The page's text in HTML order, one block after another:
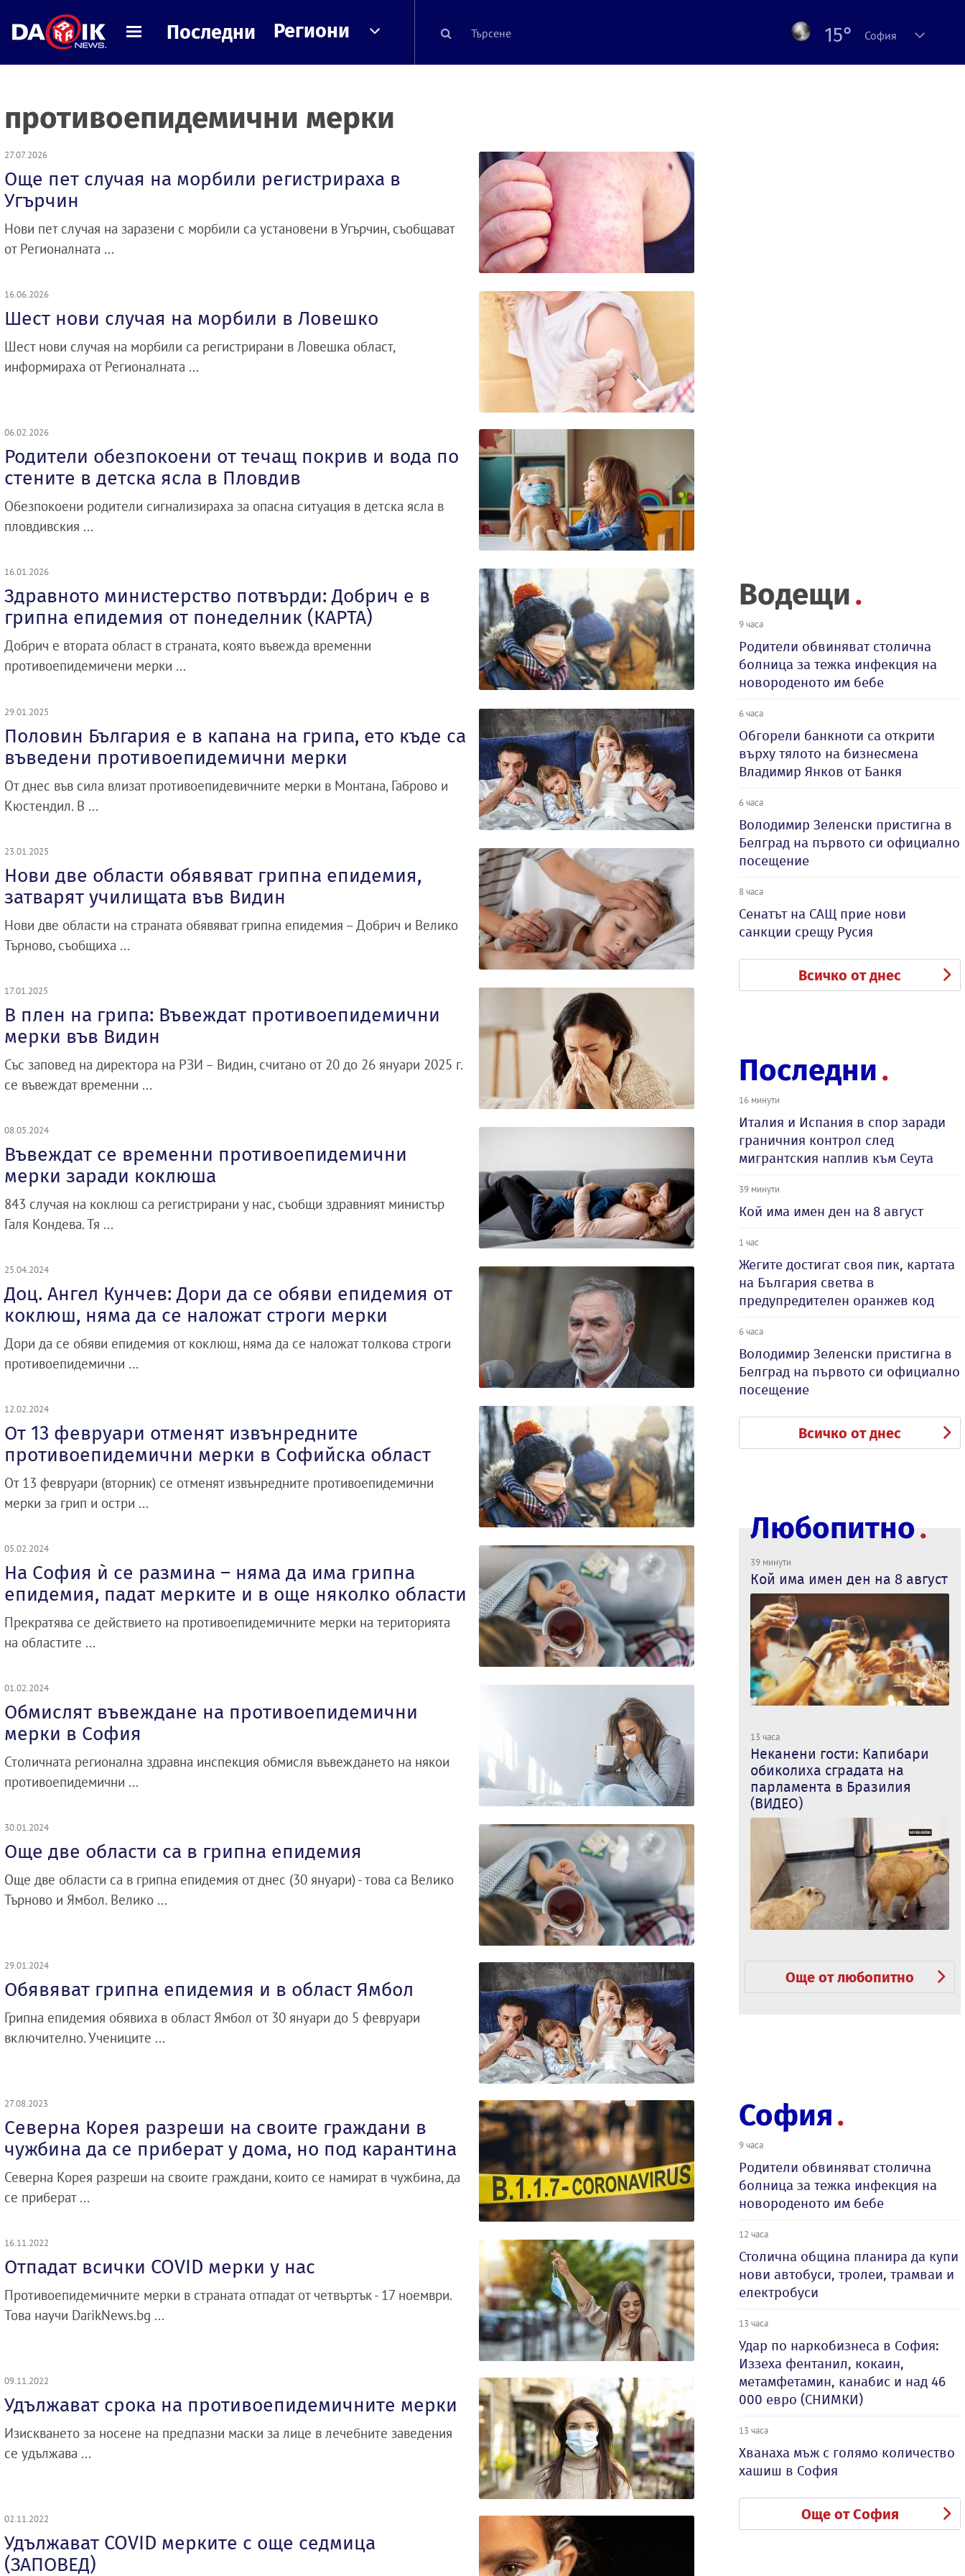
Последни Региони 15° София
противоепидемични мерки
27.07.2026
Още пет случая на морбили регистрираха в
Угърчин
Нови пет случая на заразени с морбили са установени в Угърчин, съобщават
от Регионалната ...
16.06.2026
Шест нови случая на морбили в Ловешко
Шест нови случая на морбили са регистрирани в Ловешка област,
информираха от Регионалната ...
06.02.2026
Родители обезпокоени от течащ покрив и вода по
стените в детска ясла в Пловдив
Обезпокоени родители сигнализираха за опасна ситуация в детска ясла в
пловдивския ...
16.01.2026
Здравното министерство потвърди: Добрич е в
грипна епидемия от понеделник (КАРТА)
Добрич е втората област в страната, която въвежда временни
противоепидемичени мерки ...
29.01.2025
Половин България е в капана на грипа, ето къде са
въведени противоепидемични мерки
От днес във сила влизат противоепидевичните мерки в Монтана, Габрово и
Кюстендил. В ...
23.01.2025
Нови две области обявяват грипна епидемия,
затварят училищата във Видин
Нови две области на страната обявяват грипна епидемия – Добрич и Велико
Търново, съобщиха ...
17.01.2025
В плен на грипа: Въвеждат противоепидемични
мерки във Видин
Със заповед на директора на РЗИ – Видин, считано от 20 до 26 януари 2025 г.
се въвеждат временни ...
08.05.2024
Въвеждат се временни противоепидемични
мерки заради коклюша
843 случая на коклюш са регистрирани у нас, съобщи здравният министър
Галя Кондева. Тя ...
25.04.2024
Доц. Ангел Кунчев: Дори да се обяви епидемия от
коклюш, няма да се наложат строги мерки
Дори да се обяви епидемия от коклюш, няма да се наложат толкова строги
противоепидемични ...
12.02.2024
От 13 февруари отменят извънредните
противоепидемични мерки в Софийска област
От 13 февруари (вторник) се отменят извънредните противоепидемични
мерки за грип и остри ...
05.02.2024
На София ѝ се размина – няма да има грипна
епидемия, падат мерките и в още няколко области
Прекратява се действието на противоепидемичните мерки на територията
на областите ...
01.02.2024
Обмислят въвеждане на противоепидемични
мерки в София
Столичната регионална здравна инспекция обмисля въвеждането на някои
противоепидемични ...
30.01.2024
Още две области са в грипна епидемия
Още две области са в грипна епидемия от днес (30 януари) - това са Велико
Търново и Ямбол. Велико ...
29.01.2024
Обявяват грипна епидемия и в област Ямбол
Грипна епидемия обявиха в област Ямбол от 30 януари до 5 февруари
включително. Учениците ...
27.08.2023
Северна Корея разреши на своите граждани в
чужбина да се приберат у дома, но под карантина
Северна Корея разреши на своите граждани, които се намират в чужбина, да
се приберат ...
16.11.2022
Отпадат всички COVID мерки у нас
Противоепидемичните мерки в страната отпадат от четвъртък - 17 ноември.
Това научи DarikNews.bg ...
09.11.2022
Удължават срока на противоепидемичните мерки
Изискването за носене на предпазни маски за лице в лечебните заведения
се удължава ...
02.11.2022
Удължават COVID мерките с още седмица
(ЗАПОВЕД)
Водещи
9 часа
Родители обвиняват столична
болница за тежка инфекция на
новороденото им бебе
6 часа
Обгорели банкноти са открити
върху тялото на бизнесмена
Владимир Янков от Банкя
6 часа
Володимир Зеленски пристигна в
Белград на първото си официално
посещение
8 часа
Сенатът на САЩ прие нови
санкции срещу Русия
Всичко от днес
Последни
16 минути
Италия и Испания в спор заради
граничния контрол след
мигрантския наплив към Сеута
39 минути
Кой има имен ден на 8 август
1 час
Жегите достигат своя пик, картата
на България светва в
предупредителен оранжев код
6 часа
Володимир Зеленски пристигна в
Белград на първото си официално
посещение
Всичко от днес
Любопитно
39 минути
Кой има имен ден на 8 август
13 часа
Неканени гости: Капибари
обиколиха сградата на
парламента в Бразилия
(ВИДЕО)
Още от любопитно
София
9 часа
Родители обвиняват столична
болница за тежка инфекция на
новороденото им бебе
12 часа
Столична община планира да купи
нови автобуси, тролеи, трамваи и
електробуси
13 часа
Удар по наркобизнеса в София:
Иззеха фентанил, кокаин,
метамфетамин, канабис и над 46
000 евро (СНИМКИ)
13 часа
Хванаха мъж с голямо количество
хашиш в София
Още от София